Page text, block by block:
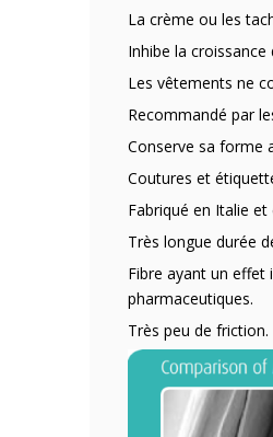
La crème ou les
Inhibe la
Les vêtements ne
Recommandé par
Conserve sa forme
Coutures et
Fabriqué en Italie et
Très longue durée
Fibre ayant un effet
pharmaceutiques.
Très peu de